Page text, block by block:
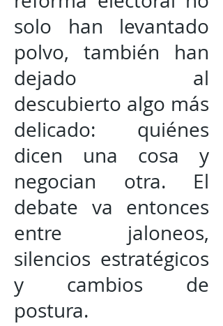
solo han levantado
polvo, también han
dejado al
descubierto algo más
delicado: quiénes
dicen una cosa y
negocian otra. El
debate va entonces
entre jaloneos,
silencios estratégicos
y cambios de
postura.